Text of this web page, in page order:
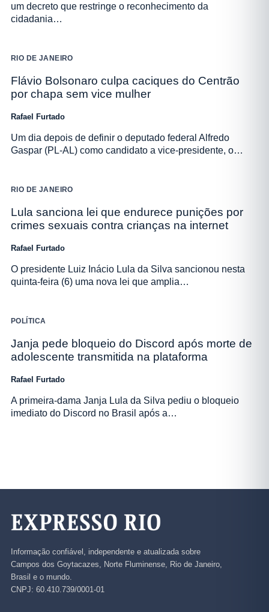
um decreto que restringe o reconhecimento da
cidadania…
RIO DE JANEIRO
Flávio Bolsonaro culpa caciques do Centrão
por chapa sem vice mulher
Rafael Furtado
Um dia depois de definir o deputado federal Alfredo
Gaspar (PL-AL) como candidato a vice-presidente, o…
RIO DE JANEIRO
Lula sanciona lei que endurece punições por
crimes sexuais contra crianças na internet
Rafael Furtado
O presidente Luiz Inácio Lula da Silva sancionou nesta
quinta-feira (6) uma nova lei que amplia…
POLÍTICA
Janja pede bloqueio do Discord após morte de
adolescente transmitida na plataforma
Rafael Furtado
A primeira-dama Janja Lula da Silva pediu o bloqueio
imediato do Discord no Brasil após a…
Informação confiável, independente e atualizada sobre
Campos dos Goytacazes, Norte Fluminense, Rio de Janeiro,
Brasil e o mundo.
CNPJ: 60.410.739/0001-01